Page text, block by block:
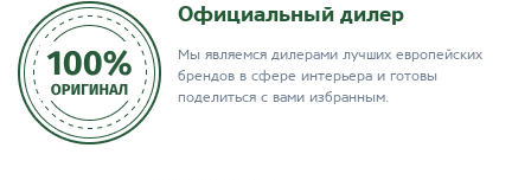
Официальный дилер
Мы являемся дилерами лучших европейских
брендов в сфере интерьера и готовы
поделиться с вами избранным.